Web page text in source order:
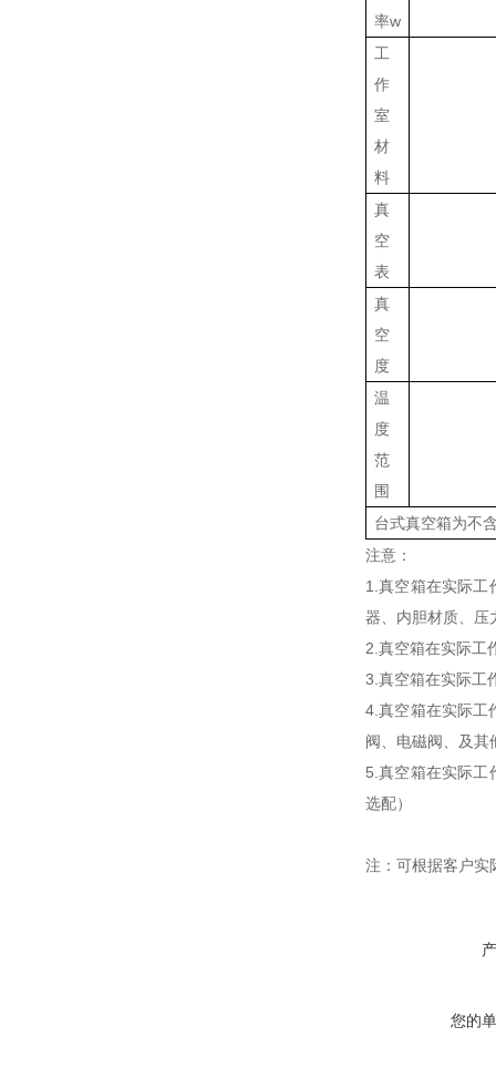
率w
工
作
室
材
料
真
空
表
真
空
度
温
度
范
围
台式真空箱为不
注意：
1. 真空箱在实际工
器、内胆材质、压
2. 真空箱在实际工
3. 真空箱在实际工
4. 真空箱在实际工
阀、电磁阀、及其
5. 真空箱在实际工
选配）
注：可根据客户实
您的